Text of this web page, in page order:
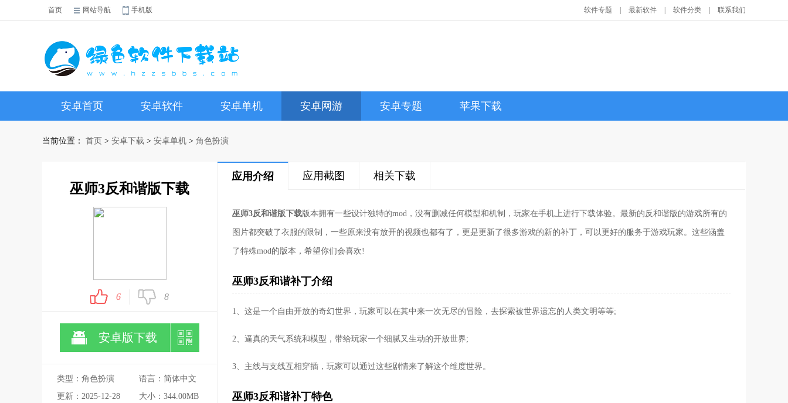
首页 网站导航 手机版 软件专题 最新软件 软件分类 联系我们
安卓首页 安卓软件 安卓单机 安卓网游 安卓专题 苹果下载
当前位置： 首页 > 安卓下载 > 安卓单机 > 角色扮演
巫师3反和谐版下载
6 8
安卓版下载
类型：角色扮演
语言：简体中文
更新：2025-12-28
大小：344.00MB
应用介绍 应用截图 相关下载
巫师3反和谐版下载版本拥有一些设计独特的mod，没有删减任何模型和机制，玩家在手机上进行下载体验。最新的反和谐版的游戏所有的
图片都突破了衣服的限制，一些原来没有放开的视频也都有了，更是更新了很多游戏的新的补丁，可以更好的服务于游戏玩家。这些涵盖
了特殊mod的版本，希望你们会喜欢!
巫师3反和谐补丁介绍
1、这是一个自由开放的奇幻世界，玩家可以在其中来一次无尽的冒险，去探索被世界遗忘的人类文明等等;
2、逼真的天气系统和模型，带给玩家一个细腻又生动的开放世界;
3、主线与支线互相穿插，玩家可以通过这些剧情来了解这个维度世界。
巫师3反和谐补丁特色